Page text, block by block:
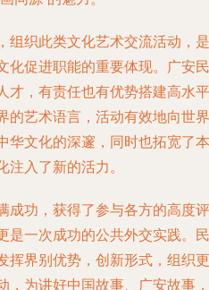
组织此类文化艺术交流活动，是
化促进职能的重要体现。广安民
才，有责任也有优势搭建高水平
的艺术语言，活动有效地向世界
华文化的深邃，同时也拓宽了本
入了新的活力。
成功，获得了参与各方的高度评
是一次成功的公共外交实践。民
挥界别优势，创新形式，组织更
，为讲好中国故事、广安故事，